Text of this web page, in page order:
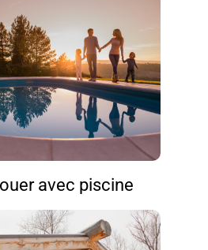
avec piscine